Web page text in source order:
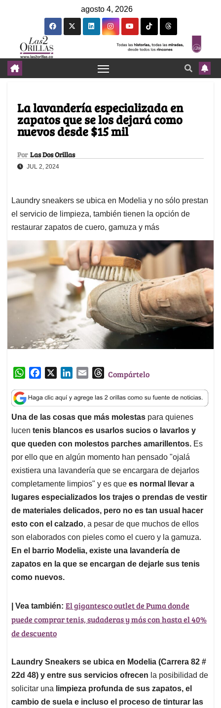
agosto 4, 2026
La lavandería especializada en
zapatos que se los dejará como
nuevos desde $15 mil
Por Las Dos Orillas
JUL 2, 2024
Laundry sneakers se ubica en Modelia y no sólo prestan
el servicio de limpieza, también tienen la opción de
restaurar zapatos de cuero, gamuza y más
W
a
t
s
A
p
p
c
e
b
o
o
k
n
k
e
d
n
a
i
l
T
r
e
a
d
s
Compártelo
Una de las cosas que más molestas para quienes
lucen tenis blancos es usarlos sucios o lavarlos y
que queden con molestos parches amarillentos. Es
por ello que en algún momento han pensado "ojalá
existiera una lavandería que se encargara de dejarlos
completamente limpios" y es que es normal llevar a
lugares especializados los trajes o prendas de vestir
de materiales delicados, pero no es tan usual hacer
esto con el calzado, a pesar de que muchos de ellos
son elaborados con pieles como el cuero y la gamuza.
En el barrio Modelia, existe una lavandería de
zapatos en la que se encargan de dejarle sus tenis
como nuevos.
| Vea también: El gigantesco outlet de Puma donde
puede comprar tenis, sudaderas y más con hasta el 40%
de descuento
Laundry Sneakers se ubica en Modelia (Carrera 82 #
22d 48) y entre sus servicios ofrecen la posibilidad de
solicitar una limpieza profunda de sus zapatos, el
cambio de suela e incluso el proceso de tinturar las